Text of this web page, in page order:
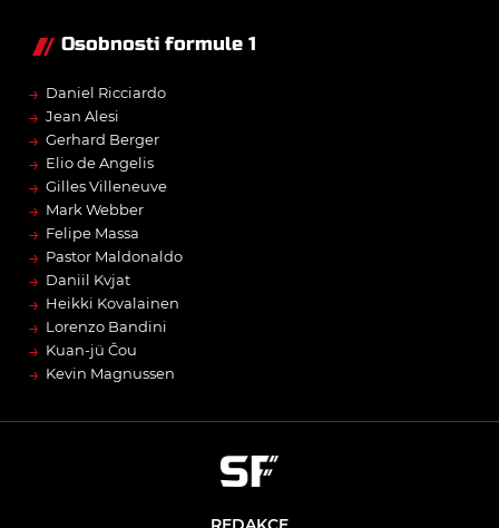
Osobnosti formule 1
→ Daniel Ricciardo
→ Jean Alesi
→ Gerhard Berger
→ Elio de Angelis
→ Gilles Villeneuve
→ Mark Webber
→ Felipe Massa
→ Pastor Maldonaldo
→ Daniil Kvjat
→ Heikki Kovalainen
→ Lorenzo Bandini
→ Kuan-jü Čou
→ Kevin Magnussen